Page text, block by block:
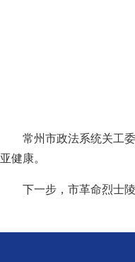
常州市政法系统关工
亚健康。
下一步，市革命烈士